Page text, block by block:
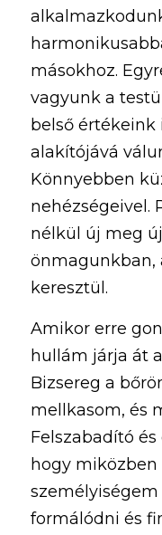
másokhoz.
vagyunk a
belső értékeink
Könnyebben
nehézségeivel.
nélkül új meg
önmagunkban,
keresztül.
Amikor erre
hullám járja át
Bizsereg a
mellkasom, és
Felszabadító
hogy miközben
formálódni és